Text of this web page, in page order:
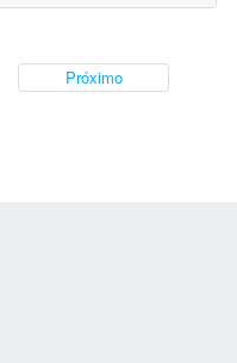
Próximo